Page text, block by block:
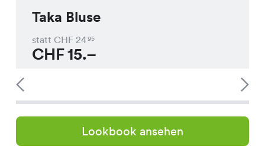
Taka Bluse
statt CHF 2495
CHF15.–
Lookbook ansehen